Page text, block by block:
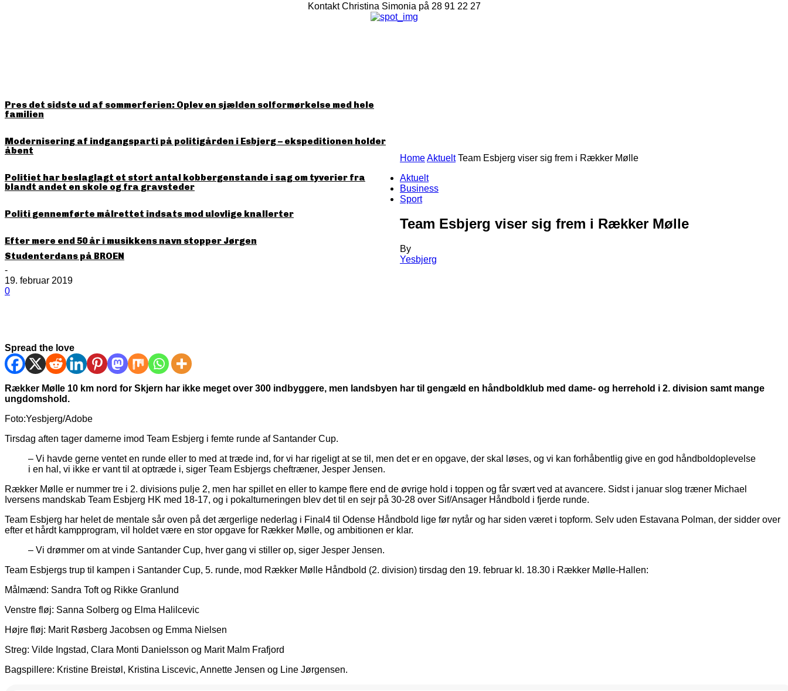
Kontakt Christina Simonia på 28 91 22 27
Pres det sidste ud af sommerferien: Oplev en sjælden solformørkelse med hele
familien
Modernisering af indgangsparti på politigården i Esbjerg – ekspeditionen holder
åbent
Politiet har beslaglagt et stort antal kobbergenstande i sag om tyverier fra
blandt andet en skole og fra gravsteder
Politi gennemførte målrettet indsats mod ulovlige knallerter
Efter mere end 50 år i musikkens navn stopper Jørgen
Studenterdans på BROEN
HomeAktuelt Team Esbjerg viser sig frem i Rækker Mølle
Aktuelt
Business
Sport
Team Esbjerg viser sig frem i Rækker Mølle
By
Yesbjerg
-
19. februar 2019
0
Spread the love
Rækker Mølle 10 km nord for Skjern har ikke meget over 300 indbyggere, men landsbyen har til gengæld en håndboldklub med dame- og herrehold i 2. division samt mange
ungdomshold.
Foto:Yesbjerg/Adobe
Tirsdag aften tager damerne imod Team Esbjerg i femte runde af Santander Cup.
– Vi havde gerne ventet en runde eller to med at træde ind, for vi har rigeligt at se til, men det er en opgave, der skal løses, og vi kan forhåbentlig give en god håndboldoplevelse
i en hal, vi ikke er vant til at optræde i, siger Team Esbjergs cheftræner, Jesper Jensen.
Rækker Mølle er nummer tre i 2. divisions pulje 2, men har spillet en eller to kampe flere end de øvrige hold i toppen og får svært ved at avancere. Sidst i januar slog træner Michael
Iversens mandskab Team Esbjerg HK med 18-17, og i pokalturneringen blev det til en sejr på 30-28 over Sif/Ansager Håndbold i fjerde runde.
Team Esbjerg har helet de mentale sår oven på det ærgerlige nederlag i Final4 til Odense Håndbold lige før nytår og har siden været i topform. Selv uden Estavana Polman, der sidder over
efter et hårdt kampprogram, vil holdet være en stor opgave for Rækker Mølle, og ambitionen er klar.
– Vi drømmer om at vinde Santander Cup, hver gang vi stiller op, siger Jesper Jensen.
Team Esbjergs trup til kampen i Santander Cup, 5. runde, mod Rækker Mølle Håndbold (2. division) tirsdag den 19. februar kl. 18.30 i Rækker Mølle-Hallen:
Målmænd: Sandra Toft og Rikke Granlund
Venstre fløj: Sanna Solberg og Elma Halilcevic
Højre fløj: Marit Røsberg Jacobsen og Emma Nielsen
Streg: Vilde Ingstad, Clara Monti Danielsson og Marit Malm Frafjord
Bagspillere: Kristine Breistøl, Kristina Liscevic, Annette Jensen og Line Jørgensen.